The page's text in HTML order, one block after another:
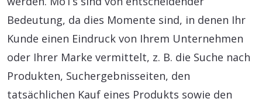
Bedeutung, da dies Momente sind, in denen Ihr
Kunde einen Eindruck von Ihrem Unternehmen
oder Ihrer Marke vermittelt, z. B. die Suche nach
Produkten, Suchergebnisseiten, den
tatsächlichen Kauf eines Produkts sowie den